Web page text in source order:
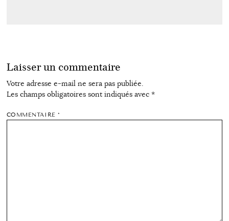
Laisser un commentaire
Votre adresse e-mail ne sera pas publiée.
Les champs obligatoires sont indiqués avec *
COMMENTAIRE*